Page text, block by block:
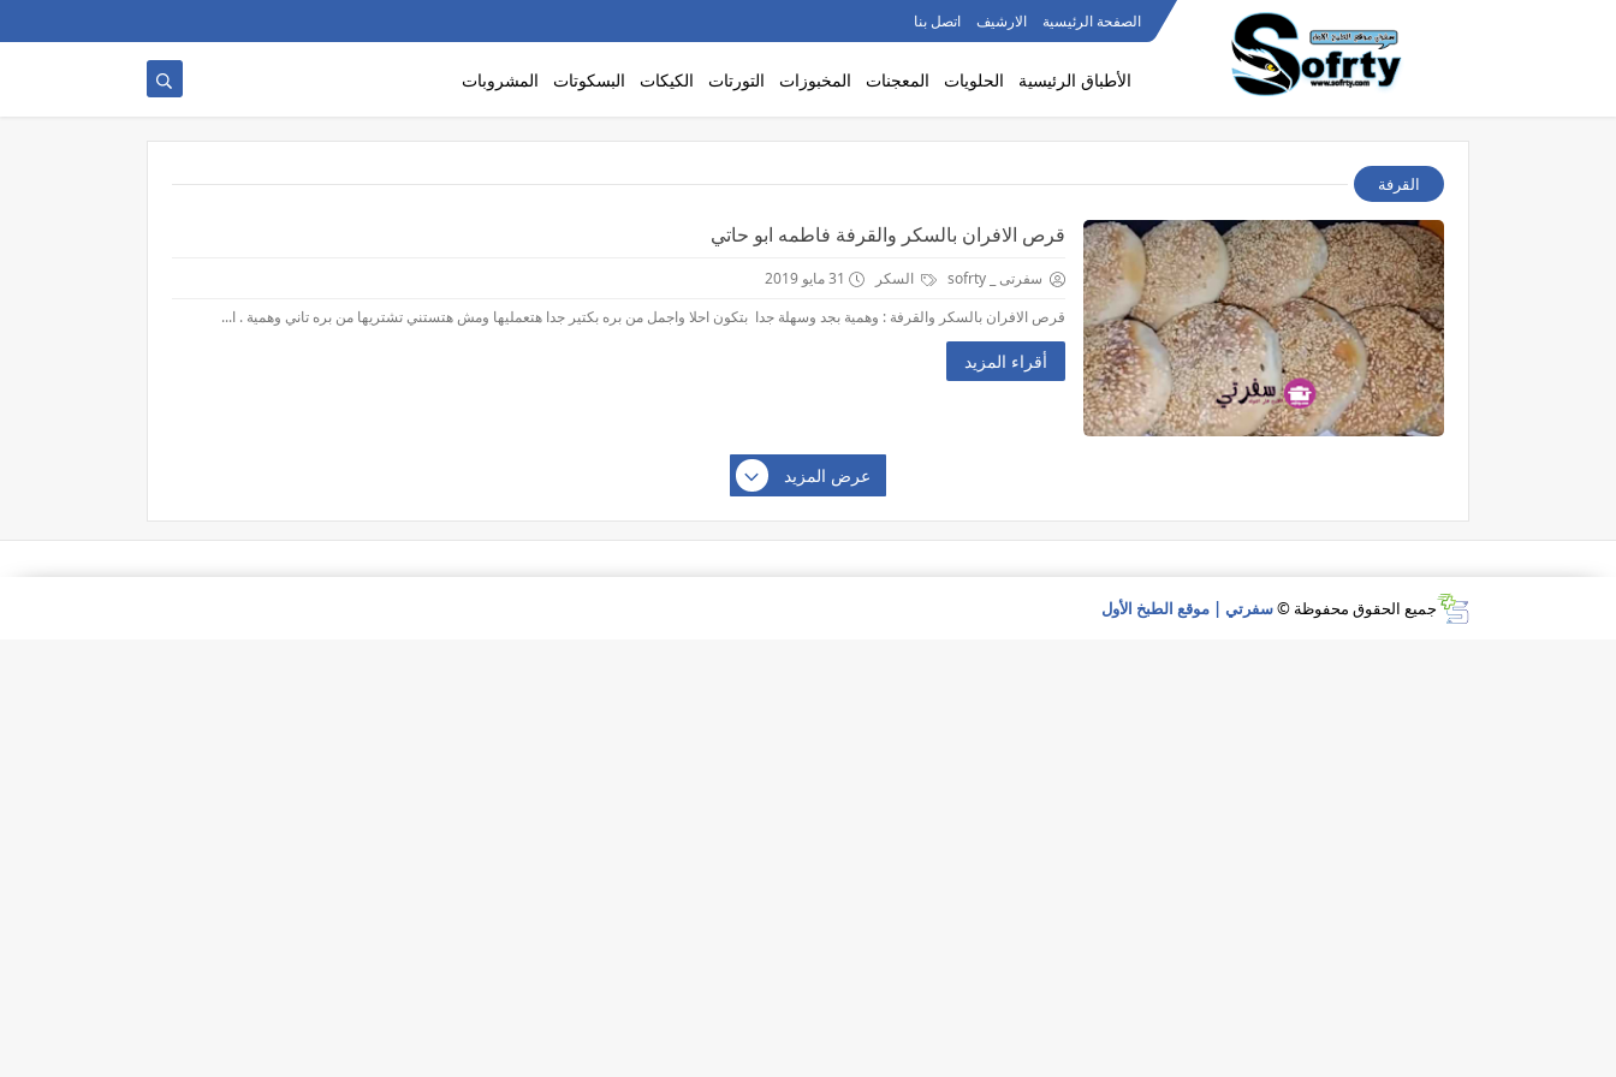
الصفحة الرئيسية الارشيف اتصل بنا
الأطباق الرئيسية الحلويات المعجنات المخبوزات التورتات الكيكات البسكوتات المشروبات
القرفة
قرص الافران بالسكر والقرفة فاطمه ابو حاتي
سفرتى _ sofrty السكر
31 مايو 2019
قرص الافران بالسكر والقرفة : وهمية بجد وسهلة جدا بتكون احلا واجمل من بره بكتير جدا هتعمليها ومش هتستني تشتريها من بره تاني وهمية . ا...
أقراء المزيد
عرض المزيد
جميع الحقوق محفوظة ©سفرتي | موقع الطبخ الأول